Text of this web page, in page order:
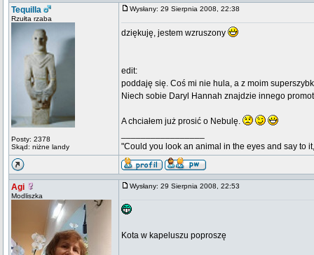
Tequilla
Rzułta rzaba
Posty: 2378
Skąd: niżne landy
Wysłany: 29 Sierpnia 2008, 22:38
dziękuję, jestem wzruszony
edit:
poddaję się. Coś mi nie hula, a z moim
Niech sobie Daryl Hannah znajdzie innego
A chciałem już prosić o Nebulę.
"Could you look an animal in the eyes and say to
Agi
Modliszka
Wysłany: 29 Sierpnia 2008, 22:53
Kota w kapeluszu poproszę